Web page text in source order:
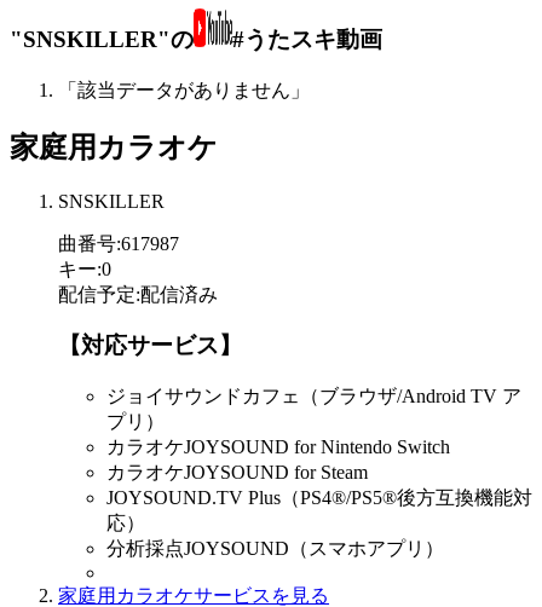
"SNSKILLER"の #うたスキ動画
「該当データがありません」
家庭用カラオケ
SNSKILLER
曲番号:617987
キー:0
配信予定:配信済み
【対応サービス】
ジョイサウンドカフェ（ブラウザ/Android TV ア
プリ）
カラオケJOYSOUND for Nintendo Switch
カラオケJOYSOUND for Steam
JOYSOUND.TV Plus（PS4®/PS5®後方互換機能対
応）
分析採点JOYSOUND（スマホアプリ）
家庭用カラオケサービスを見る